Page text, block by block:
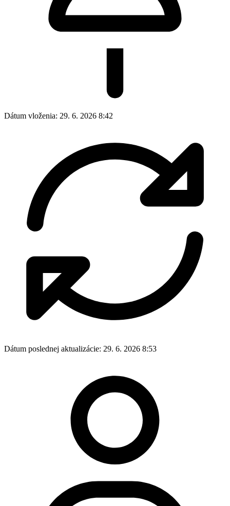
Dátum vloženia: 29. 6. 2026 8:42
Dátum poslednej aktualizácie: 29. 6. 2026 8:53